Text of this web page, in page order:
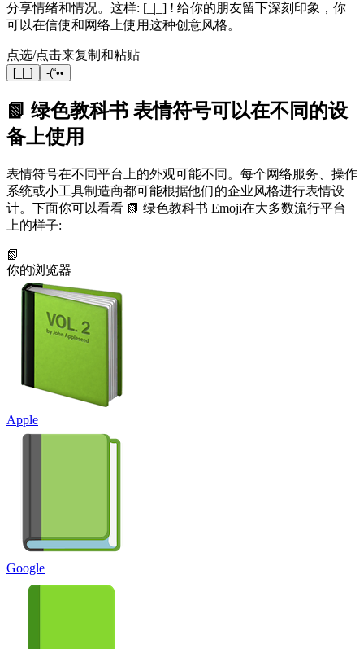
分享情绪和情况。这样: [_|_] ! 给你的朋友留下深刻印象，你
可以在信使和网络上使用这种创意风格。
点选/点击来复制和粘贴
[_|_] -(“••
📗 绿色教科书 表情符号可以在不同的设
备上使用
表情符号在不同平台上的外观可能不同。每个网络服务、操作
系统或小工具制造商都可能根据他们的企业风格进行表情设
计。下面你可以看看 📗 绿色教科书 Emoji在大多数流行平台
上的样子:
📗
你的浏览器
Apple
Google